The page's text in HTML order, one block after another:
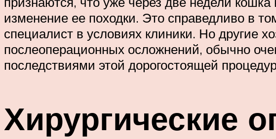
изменение ее походки. Это справедливо в
специалист в условиях клиники. Но другие
послеоперационных осложнений, обычно
последствиями этой дорогостоящей
Хирургические